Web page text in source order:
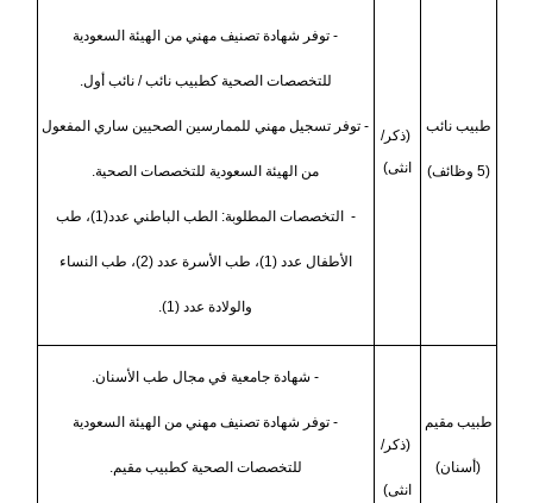
طبيب نائب
(5 وظائف)
(ذكر/
انثى)
- توفر شهادة تصنيف مهني من الهيئة السعودية
للتخصصات الصحية كطبيب نائب / نائب أول.
- توفر تسجيل مهني للممارسين الصحيين ساري المفعول
من الهيئة السعودية للتخصصات الصحية.
- التخصصات المطلوبة: الطب الباطني عدد(1)، طب
الأطفال عدد (1)، طب الأسرة عدد (2)، طب النساء
والولادة عدد (1).
طبيب مقيم
(أسنان)
(ذكر/
انثى)
- شهادة جامعية في مجال طب الأسنان.
- توفر شهادة تصنيف مهني من الهيئة السعودية
للتخصصات الصحية كطبيب مقيم.